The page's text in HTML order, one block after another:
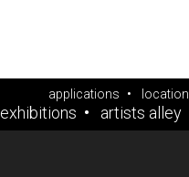
applications location
exhibitions artists alley